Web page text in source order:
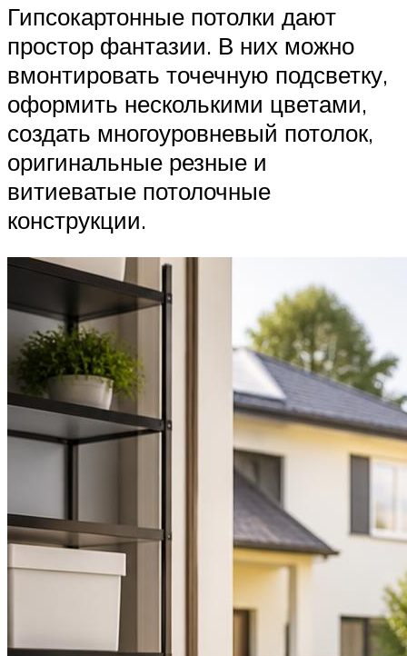
Гипсокартонные потолки дают
простор фантазии. В них можно
вмонтировать точечную подсветку,
оформить несколькими цветами,
создать многоуровневый потолок,
оригинальные резные и
витиеватые потолочные
конструкции.